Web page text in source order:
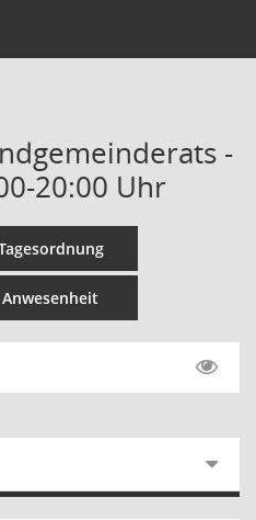
-
20:00 Uhr
Anwesenheit